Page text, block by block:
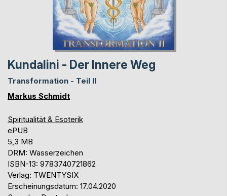
Kundalini - Der Innere Weg
Transformation - Teil II
Markus Schmidt
Spiritualität & Esoterik
ePUB
5,3 MB
DRM: Wasserzeichen
ISBN-13: 9783740721862
Verlag: TWENTYSIX
Erscheinungsdatum: 17.04.2020